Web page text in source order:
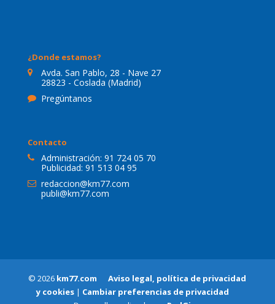
¿Donde estamos?
Avda. San Pablo, 28 - Nave 27
28823 - Coslada (Madrid)
Pregúntanos
Contacto
Administración: 91 724 05 70
Publicidad: 91 513 04 95
redaccion@km77.com
publi@km77.com
© 2026 km77.com
Aviso legal, política de privacidad
y cookies | Cambiar preferencias de privacidad